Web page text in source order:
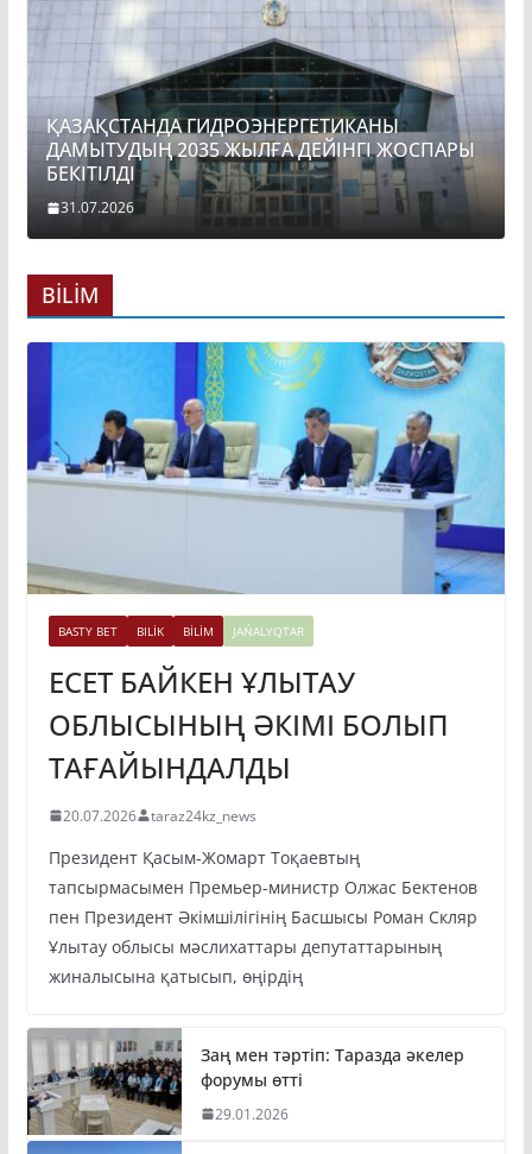
ҚАЗАҚСТАНДА ГИДРОЭНЕРГЕТИКАНЫ
ДАМЫТУДЫҢ 2035 ЖЫЛҒА ДЕЙІНГІ ЖОСПАРЫ
БЕКІТІЛДІ
31.07.2026
BİLİM
BASTY BET BILİK BİLİM JAŃALYQTAR
ЕСЕТ БАЙКЕН ҰЛЫТАУ
ОБЛЫСЫНЫҢ ӘКІМІ БОЛЫП
ТАҒАЙЫНДАЛДЫ
20.07.2026 taraz24kz_news
Президент Қасым-Жомарт Тоқаевтың
тапсырмасымен Премьер-министр Олжас Бектенов
пен Президент Әкімшілігінің Басшысы Роман Скляр
Ұлытау облысы мәслихаттары депутаттарының
жиналысына қатысып, өңірдің
Заң мен тәртіп: Таразда әкелер
форумы өтті
29.01.2026